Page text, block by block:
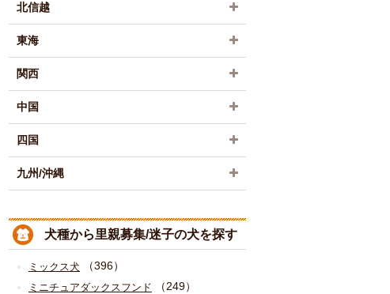
北信越
東海
関西
中国
四国
九州/沖縄
犬種から里親募集/迷子の犬を探す
ミックス犬 （396）
ミニチュアダックスフンド （249）